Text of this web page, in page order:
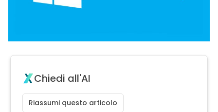
Chiedi all'AI
Riassumi questo articolo